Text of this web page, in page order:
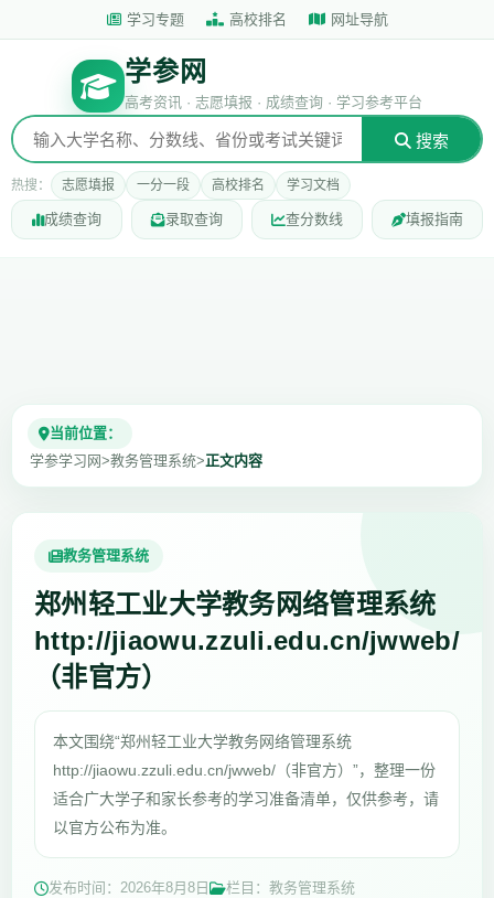
学习专题 高校排名 网址导航
学参网
高考资讯 · 志愿填报 · 成绩查询 · 学习参考平台
搜索
热搜： 志愿填报 一分一段 高校排名 学习文档
成绩查询 录取查询 查分数线 填报指南
当前位置：
学参学习网>教务管理系统>正文内容
教务管理系统
郑州轻工业大学教务网络管理系统
http://jiaowu.zzuli.edu.cn/jwweb/
（非官方）
本文围绕“郑州轻工业大学教务网络管理系统
http://jiaowu.zzuli.edu.cn/jwweb/（非官方）”，整理一份
适合广大学子和家长参考的学习准备清单，仅供参考，请
以官方公布为准。
发布时间： 2026年8月8日
栏目：教务管理系统